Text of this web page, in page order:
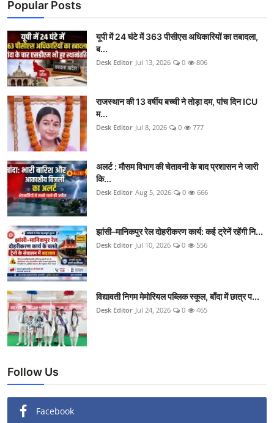
Popular Posts
यूपी में 24 घंटे में 363 पीसीएस अधिकारियों का तबादला,
ब...
Desk Editor Jul 13, 2026 0 806
राजस्थान की 13 वर्षीय बच्ची ने तोड़ा दम, पांच दिन ICU
म...
Desk Editor Jul 8, 2026 0 777
अलर्ट : मौसम विभाग की चेतावनी के बाद प्रशासन ने जारी
कि...
Desk Editor Aug 5, 2026 0 666
झांसी–मानिकपुर रेल दोहरीकरण कार्य: कई ट्रेनें रहेंगी नि...
Desk Editor Jul 10, 2026 0 556
विद्यावती निगम मेमोरियल पब्लिक स्कूल, बाँदा में छात्र प...
Desk Editor Jul 24, 2026 0 465
Follow Us
Facebook